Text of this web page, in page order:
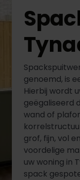
genoemd, is
Hierbij wordt
geëgaliseerd
wand of
grof, fijn, vol
voordelige
uw woning in
spack